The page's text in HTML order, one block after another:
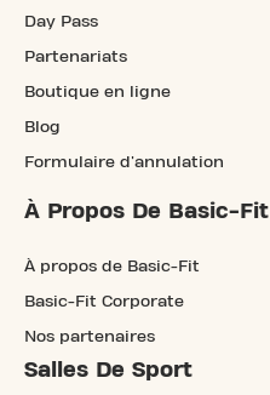
Day Pass
Partenariats
Boutique en ligne
Blog
Formulaire d'annulation
À Propos De Basic-Fit
À propos de Basic-Fit
Basic-Fit Corporate
Nos partenaires
Salles De Sport